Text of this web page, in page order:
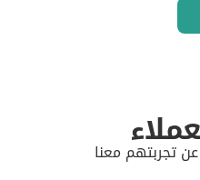
تجربتهم معنا